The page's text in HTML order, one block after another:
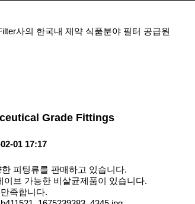
사의 한국내 제약 식품분야 필터 공급원
Grade Fittings
01 17:17
피팅류를 판매하고 있습니다.
브 가능한 비살균제품이 있습니다.
족합니다.